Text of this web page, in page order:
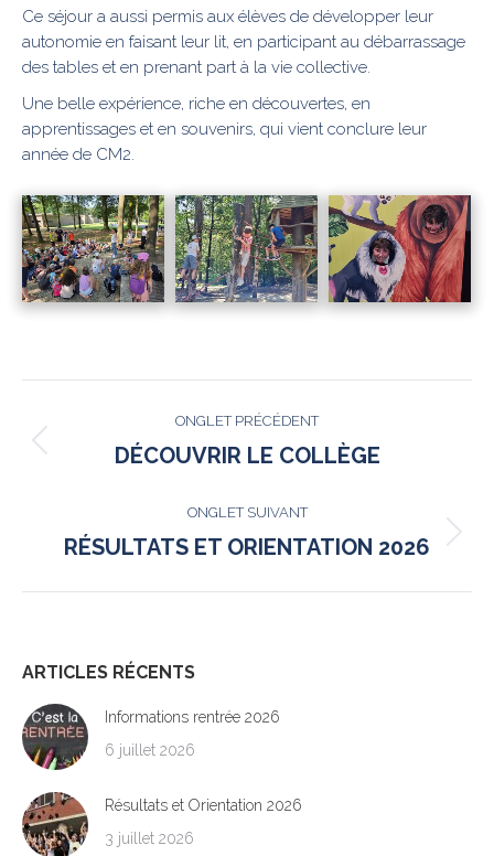
Ce séjour a aussi permis aux élèves de développer leur
autonomie en faisant leur lit, en participant au débarrassage
des tables et en prenant part à la vie collective.
Une belle expérience, riche en découvertes, en
apprentissages et en souvenirs, qui vient conclure leur
année de CM2.
DE
COMMENTAIRE
ONGLET PRÉCÉDENT
Onglet
DÉCOUVRIR LE COLLÈGE
ONGLET SUIVANT
Onglet
RÉSULTATS ET ORIENTATION 2026
ARTICLES RÉCENTS
Informations rentrée 2026
6 juillet 2026
Résultats et Orientation 2026
3 juillet 2026